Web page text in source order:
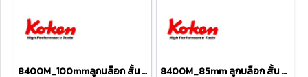
8400M_100mmลูกบล็อก สั้น 6P (SQ.DR 1") Hand Sockets 8400M_85mm ลูกบล็อก สั้น 6P (SQ.DR 1") Hand Sockets